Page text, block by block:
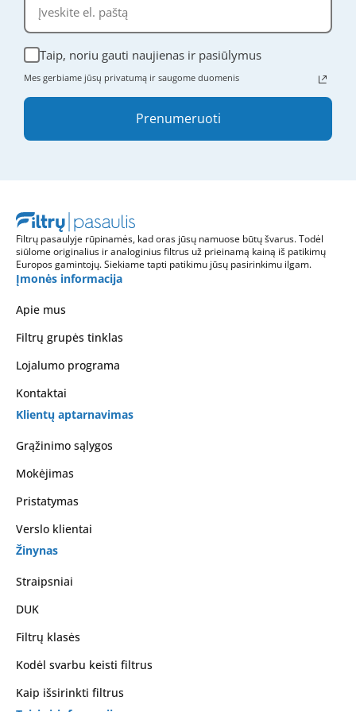
Taip, noriu gauti naujienas ir pasiūlymus
Mes gerbiame jūsų privatumą ir saugome duomenis
Prenumeruoti
Filtrų pasaulyje rūpinamės, kad oras jūsų namuose būtų švarus. Todėl
siūlome originalius ir analoginius filtrus už prieinamą kainą iš patikimų
Europos gamintojų. Siekiame tapti patikimu jūsų pasirinkimu ilgam.
Įmonės informacija
Apie mus
Filtrų grupės tinklas
Lojalumo programa
Kontaktai
Klientų aptarnavimas
Grąžinimo sąlygos
Mokėjimas
Pristatymas
Verslo klientai
Žinynas
Straipsniai
DUK
Filtrų klasės
Kodėl svarbu keisti filtrus
Kaip išsirinkti filtrus